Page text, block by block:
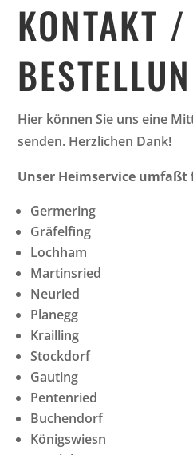
KONTAKT /
Hier können Sie uns eine
senden. Herzlichen Dank!
Unser Heimservice umfaßt
Germering
Gräfelfing
Lochham
Martinsried
Neuried
Planegg
Krailling
Stockdorf
Gauting
Pentenried
Buchendorf
Königswiesn